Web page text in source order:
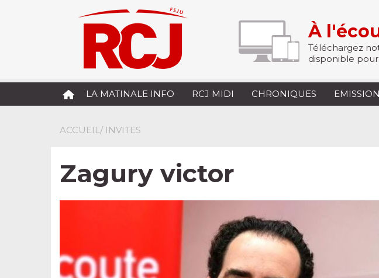
À
Téléchargez
disponible pour
LA MATINALE INFO RCJ MIDI CHRONIQUES
ACCUEIL/ INVITES
Zagury victor